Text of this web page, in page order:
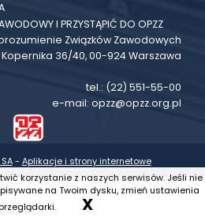
I PRZYSTĄPIĆ DO OPZZ
Związków Zawodowych
Kopernika 36/40, 00-924 Warszawa
tel.: (22) 551-55-00
e-mail: opzz@opzz.org.pl
- Aplikacje i strony internetowe
korzystanie z naszych serwisów. Jeśli nie
na Twoim dysku, zmień ustawienia
X